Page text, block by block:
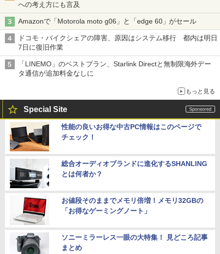
への考え方にも言及
Amazonで「Motorola moto g06」と「edge 60」がセール
ドコモ・バイクシェアの障害、原因はシステム移行 都内は明日
7日に復旧作業
「LINEMO」のベストプラン、Starlink Directと無制限海外デー
タ通信が追加料金なしに
もっと見る
Special Site
性能の良いお得な中古PC情報はこのページで
チェック！
総合オーディオブランドに進化するSHANLING
とは何者か？
お値段そのままでメモリ倍増！メモリ32GBの
「お得なゲーミングノート」
ソニーミラーレス一眼の大特集！ 見どころ記事
まとめ